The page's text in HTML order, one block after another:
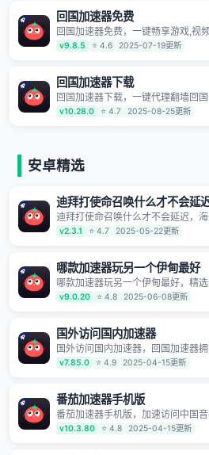
速专线。能加速访问优酷、爱奇艺
果TV、西瓜视频、QQ音乐、网易云
YY等主流网站应用解除限制，带你
已有上百万用户，用户整体好评95%
客服支持，保障你的使用体验。
回国加速器免费
回国加速器免费，一键畅享游戏,视
App应用,视频加载极速不卡顿。人在
戏 简单易用。
v9.8.5 ⭐ 4.6 2025-07-19更新
回国加速器下载
回国加速器下载，一键代理翻墙回
海外华人留学生及港澳台地区用户破
题，一键降低游戏延迟，加速访问中
v10.28.0 ⭐ 4.7 2025-08-25更新
安卓精选
迪拜打使命召唤什么才不会延
迪拜打使命召唤什么才不会延迟，海
为境外华人解决海外怎么听歌?海外
玩游戏不卡等境外难题,全球回国稳
v2.3.1 ⭐ 4.7 2025-05-22更新
哪款加速器玩另一个伊甸最好
哪款加速器玩另一个伊甸最好，精
华人、留学生和海外出差用户打造的
国加速器,只要身处海外即可一键加
股等多场景的应用及网络加速
v9.0.20 ⭐ 4.8 2025-06-08更新
国外访问国内加速器
国外访问国内加速器，回国加速器
盖，运营商专线不卡顿超稳定，专为
打造，帮助海外华人免除地域限制，
v7.85.0 ⭐ 4.9 2025-04-15更新
番茄加速器手机版
番茄加速器手机版，加速访问中国
回国加速器，帮你加速访问优酷、
奇艺等，加速国服游戏，例如原神、
v10.3.80 ⭐ 4.8 2025-04-15更新